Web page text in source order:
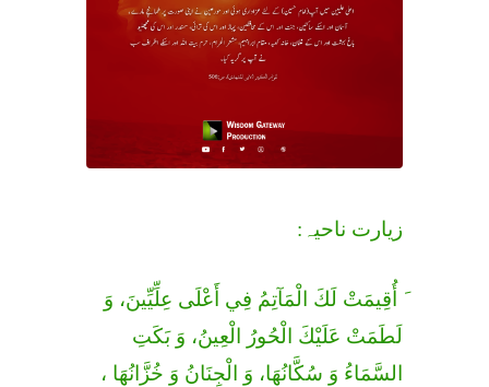
زیارت ناحیہ:
َ أُقِيمَتْ لَكَ الْمَآتِمُ فِي أَعْلَى عِلِّيِّينَ، وَ
لَطَمَتْ عَلَيْكَ الْحُورُ الْعِينُ، وَ بَكَتِ
السَّمَاءُ وَ سُكَّانُهَا، وَ الْجِنَانُ وَ خُزَّانُهَا ،